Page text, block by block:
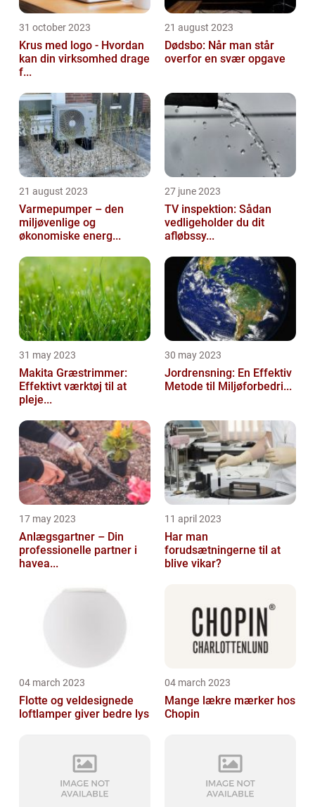
31 october 2023
Krus med logo - Hvordan
kan din virksomhed drage
f...
21 august 2023
Dødsbo: Når man står
overfor en svær opgave
21 august 2023
Varmepumper – den
miljøvenlige og
økonomiske energ...
27 june 2023
TV inspektion: Sådan
vedligeholder du dit
afløbssy...
31 may 2023
Makita Græstrimmer:
Effektivt værktøj til at
pleje...
30 may 2023
Jordrensning: En Effektiv
Metode til Miljøforbedri...
17 may 2023
Anlægsgartner – Din
professionelle partner i
havea...
11 april 2023
Har man
forudsætningerne til at
blive vikar?
04 march 2023
Flotte og veldesignede
loftlamper giver bedre lys
04 march 2023
Mange lækre mærker hos
Chopin